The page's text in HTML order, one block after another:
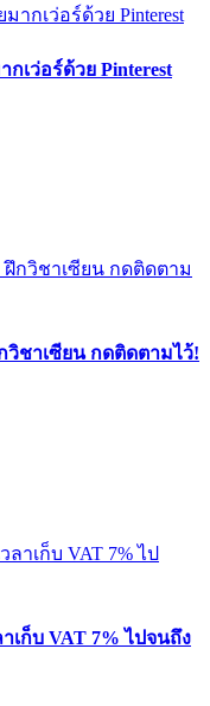
เว่อร์ด้วย Pinterest
วิชาเซียน กดติดตามไว้!
เก็บ VAT 7% ไปจนถึง